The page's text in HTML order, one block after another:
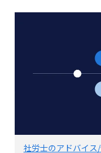
社労士のアドバイス